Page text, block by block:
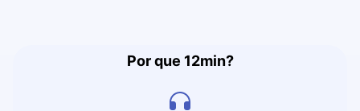
Por que 12min?